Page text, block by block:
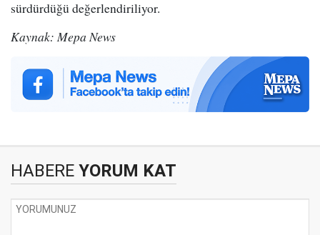
sürdürdüğü değerlendiriliyor.
Kaynak: Mepa News
HABERE YORUM KAT